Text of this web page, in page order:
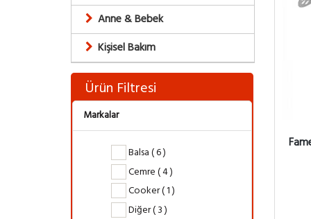
Anne & Bebek
Kişisel Bakım
Ürün Filtresi
Markalar
Balsa ( 6 )
Cemre ( 4 )
Cooker ( 1 )
Diğer ( 3 )